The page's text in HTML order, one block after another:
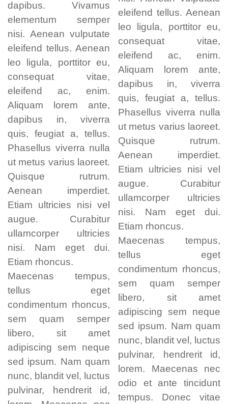
dapibus. Vivamus
elementum semper
nisi. Aenean vulputate
eleifend tellus. Aenean
leo ligula, porttitor eu,
consequat vitae,
eleifend ac, enim.
Aliquam lorem ante,
dapibus in, viverra
quis, feugiat a, tellus.
Phasellus viverra nulla
ut metus varius laoreet.
Quisque rutrum.
Aenean imperdiet.
Etiam ultricies nisi vel
augue. Curabitur
ullamcorper ultricies
nisi. Nam eget dui.
Etiam rhoncus.
Maecenas tempus,
tellus eget
condimentum rhoncus,
sem quam semper
libero, sit amet
adipiscing sem neque
sed ipsum. Nam quam
nunc, blandit vel, luctus
pulvinar, hendrerit id,
eleifend tellus. Aenean
leo ligula, porttitor eu,
consequat vitae,
eleifend ac, enim.
Aliquam lorem ante,
dapibus in, viverra
quis, feugiat a, tellus.
Phasellus viverra nulla
ut metus varius laoreet.
Quisque rutrum.
Aenean imperdiet.
Etiam ultricies nisi vel
augue. Curabitur
ullamcorper ultricies
nisi. Nam eget dui.
Etiam rhoncus.
Maecenas tempus,
tellus eget
condimentum rhoncus,
sem quam semper
libero, sit amet
adipiscing sem neque
sed ipsum. Nam quam
nunc, blandit vel, luctus
pulvinar, hendrerit id,
lorem. Maecenas nec
odio et ante tincidunt
tempus. Donec vitae